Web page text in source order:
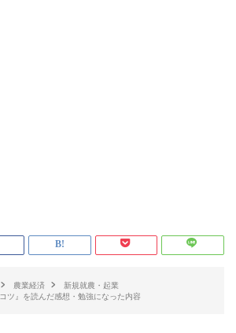
農業経済
新規就農・起業
ツ』を読んだ感想・勉強になった内容